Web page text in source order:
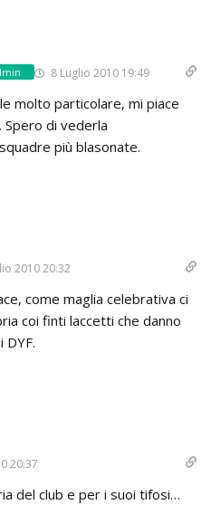
8 Luglio 2010 19:49
molto particolare, mi piace
di vederla
più blasonate.
2010 20:32
come maglia celebrativa ci
coi finti laccetti che danno
20:37
del club e per i suoi tifosi…